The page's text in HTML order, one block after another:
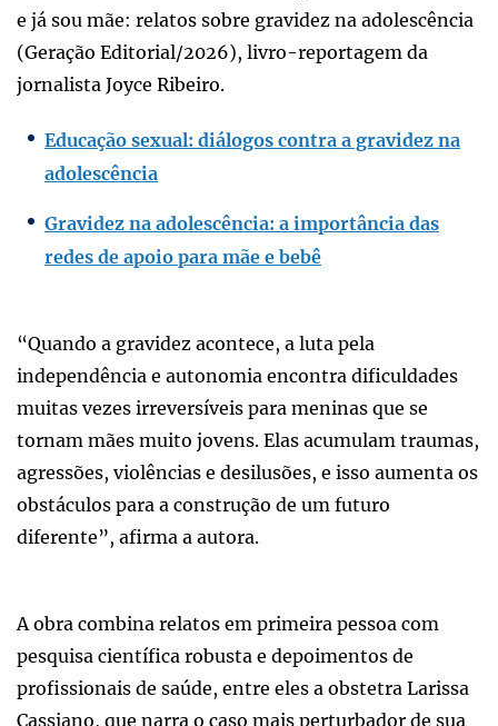
e já sou mãe: relatos sobre gravidez na adolescência
(Geração Editorial/2026), livro-reportagem da
jornalista Joyce Ribeiro.
Educação sexual: diálogos contra a gravidez na
adolescência
Gravidez na adolescência: a importância das
redes de apoio para mãe e bebê
“Quando a gravidez acontece, a luta pela
independência e autonomia encontra dificuldades
muitas vezes irreversíveis para meninas que se
tornam mães muito jovens. Elas acumulam traumas,
agressões, violências e desilusões, e isso aumenta os
obstáculos para a construção de um futuro
diferente”, afirma a autora.
A obra combina relatos em primeira pessoa com
pesquisa científica robusta e depoimentos de
profissionais de saúde, entre eles a obstetra Larissa
Cassiano, que narra o caso mais perturbador de sua